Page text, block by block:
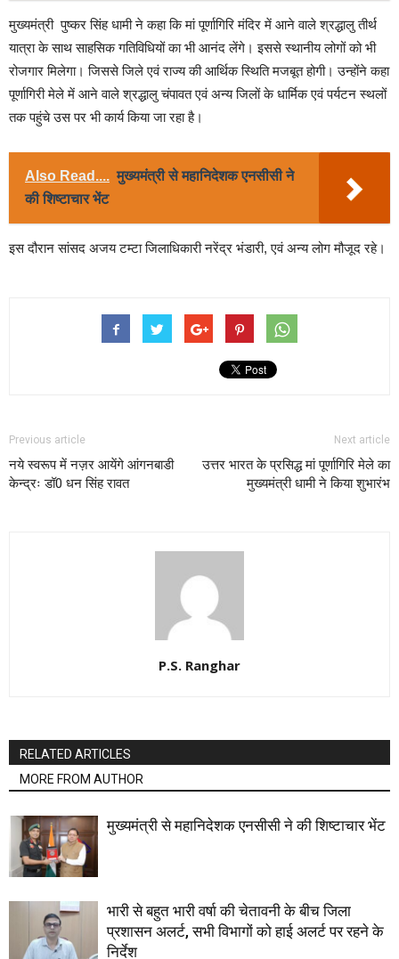
मुख्यमंत्री पुष्कर सिंह धामी ने कहा कि मां पूर्णागिरि मंदिर में आने वाले श्रद्धालु तीर्थ
यात्रा के साथ साहसिक गतिविधियों का भी आनंद लेंगे। इससे स्थानीय लोगों को भी
रोजगार मिलेगा। जिससे जिले एवं राज्य की आर्थिक स्थिति मजबूत होगी। उन्होंने कहा
पूर्णागिरी मेले में आने वाले श्रद्धालु चंपावत एवं अन्य जिलों के धार्मिक एवं पर्यटन स्थलों
तक पहुंचे उस पर भी कार्य किया जा रहा है।
Also Read.... मुख्यमंत्री से महानिदेशक एनसीसी ने
की शिष्टाचार भेंट
इस दौरान सांसद अजय टम्टा जिलाधिकारी नरेंद्र भंडारी, एवं अन्य लोग मौजूद रहे।
Previous article
नये स्वरूप में नज़र आयेंगे आंगनबाडी
केन्द्रः डॉ0 धन सिंह रावत
Next article
उत्तर भारत के प्रसिद्ध मां पूर्णागिरि मेले का
मुख्यमंत्री धामी ने किया शुभारंभ
P.S. Ranghar
RELATED ARTICLES
MORE FROM AUTHOR
मुख्यमंत्री से महानिदेशक एनसीसी ने की शिष्टाचार भेंट
भारी से बहुत भारी वर्षा की चेतावनी के बीच जिला
प्रशासन अलर्ट, सभी विभागों को हाई अलर्ट पर रहने के
निर्देश